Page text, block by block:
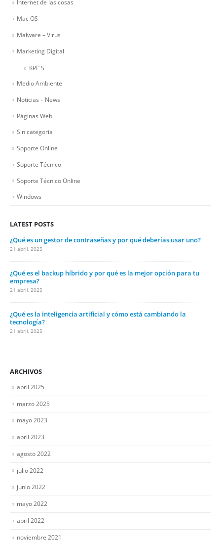
Internet de las cosas
Mac OS
Malware – Virus
Marketing Digital
KPI´S
Medio Ambiente
Noticias – News
Páginas Web
Sin categoría
Soporte Online
Soporte Técnico
Soporte Técnico Online
Windows
LATEST POSTS
¿Qué es un gestor de contraseñas y por qué deberías usar uno?
21 abril, 2025
¿Qué es el backup híbrido y por qué es la mejor opción para tu
empresa?
21 abril, 2025
¿Qué es la inteligencia artificial y cómo está cambiando la
tecnología?
21 abril, 2025
ARCHIVOS
abril 2025
marzo 2025
mayo 2023
abril 2023
agosto 2022
julio 2022
junio 2022
mayo 2022
abril 2022
noviembre 2021